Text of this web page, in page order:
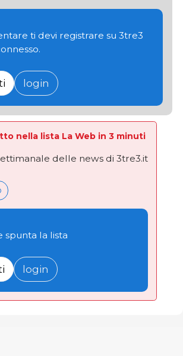
ti devi registrare su 3tre3
login
nella lista La Web in 3 minuti
delle news di 3tre3.it
spunta la lista
login